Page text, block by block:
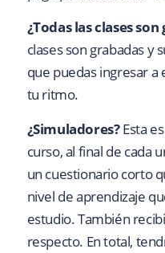
¿Todas las clases son
clases son grabadas y
que puedas ingresar a
tu ritmo.
¿Simuladores?Esta
curso, al final de cada
un cuestionario corto
nivel de aprendizaje
estudio. También
respecto. En total,